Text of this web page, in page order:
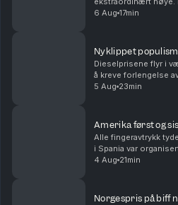
stredet blir liggende
6 Aug 17min
Nyklippet
Dieselprisene flyr i
å kreve forlengelse
Sverige, den norske
5 Aug 23min
Amerika først og
Alle fingeravtrykk
i Spania var
Bør det innføre et
4 Aug 21min
Norgespris på biff